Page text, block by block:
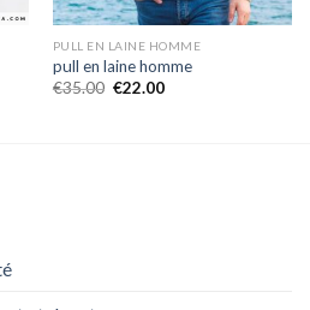
PULL EN LAINE HOMME
pull en laine homme
€35.00 €22.00